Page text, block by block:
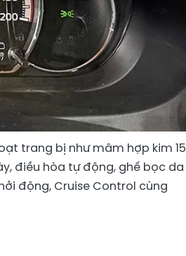
trang bị như mâm hợp kim 15
điều hòa tự động, ghế bọc da
động, Cruise Control cùng